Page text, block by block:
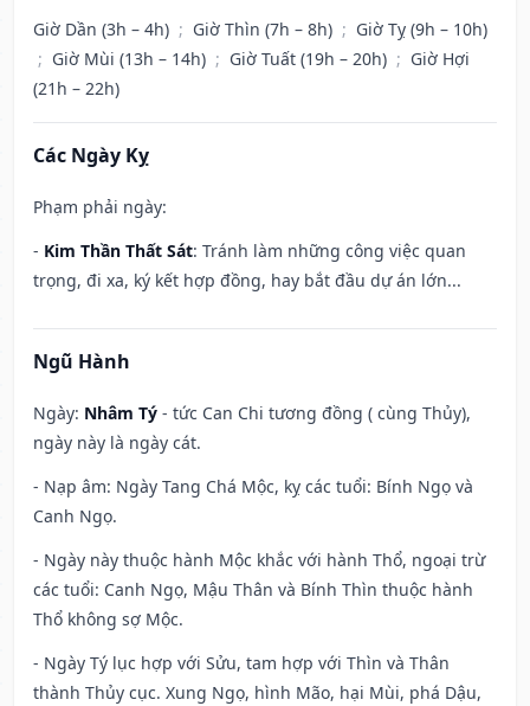
Giờ Dần (3h – 4h) ; Giờ Thìn (7h – 8h) ; Giờ Tỵ (9h – 10h)
; Giờ Mùi (13h – 14h) ; Giờ Tuất (19h – 20h) ; Giờ Hợi
(21h – 22h)
Các Ngày Kỵ
Phạm phải ngày:
- Kim Thần Thất Sát: Tránh làm những công việc quan
trọng, đi xa, ký kết hợp đồng, hay bắt đầu dự án lớn...
Ngũ Hành
Ngày: Nhâm Tý - tức Can Chi tương đồng ( cùng Thủy),
ngày này là ngày cát.
- Nạp âm: Ngày Tang Chá Mộc, kỵ các tuổi: Bính Ngọ và
Canh Ngọ.
- Ngày này thuộc hành Mộc khắc với hành Thổ, ngoại trừ
các tuổi: Canh Ngọ, Mậu Thân và Bính Thìn thuộc hành
Thổ không sợ Mộc.
- Ngày Tý lục hợp với Sửu, tam hợp với Thìn và Thân
thành Thủy cục. Xung Ngọ, hình Mão, hại Mùi, phá Dậu,